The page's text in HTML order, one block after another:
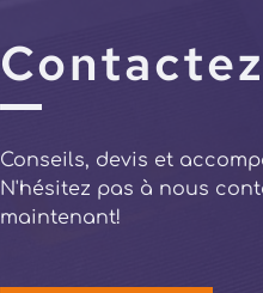
Conseils, devis et
N'hésitez pas à nous
maintenant!